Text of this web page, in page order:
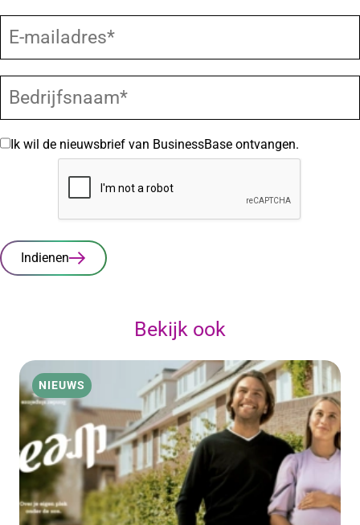
Ik wil de nieuwsbrief van BusinessBase ontvangen.
Indienen
Bekijk ook
NIEUWS